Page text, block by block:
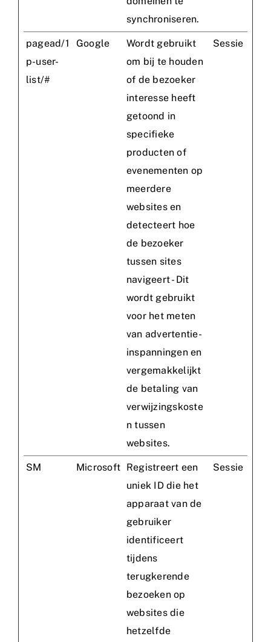
synchroniseren.
pagead/1
p-user-
list/#
Google
Wordt gebruikt
om bij te houden
of de bezoeker
interesse heeft
getoond in
specifieke
producten of
evenementen op
meerdere
websites en
detecteert hoe
de bezoeker
tussen sites
navigeert - Dit
wordt gebruikt
voor het meten
van advertentie-
inspanningen en
vergemakkelijkt
de betaling van
verwijzingskoste
n tussen
websites.
Sessie
SM Microsoft Registreert een
uniek ID die het
apparaat van de
gebruiker
identificeert
tijdens
terugkerende
bezoeken op
websites die
hetzelfde
Sessie